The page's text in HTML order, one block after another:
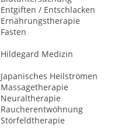
Entgiften / Entschlacken
Ernährungstherapie
Fasten
Hildegard Medizin
Japanisches Heilströmen
Massagetherapie
Neuraltherapie
Raucherentwöhnung
Störfeldtherapie